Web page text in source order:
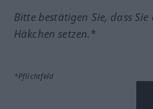
Bitte bestätigen Sie, dass
Häkchen setzen.*
*Pflichtfeld